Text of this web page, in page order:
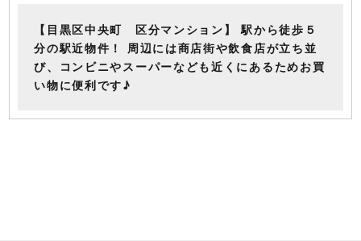
【目黒区中央町 区分マンション】 駅から徒歩５
分の駅近物件！ 周辺には商店街や飲食店が立ち並
び、コンビニやスーパーなども近くにあるためお買
い物に便利です♪